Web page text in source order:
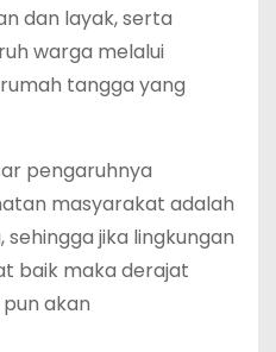
dan layak, serta
warga melalui
tangga yang
pengaruhnya
masyarakat adalah
jika lingkungan
baik maka derajat
akan